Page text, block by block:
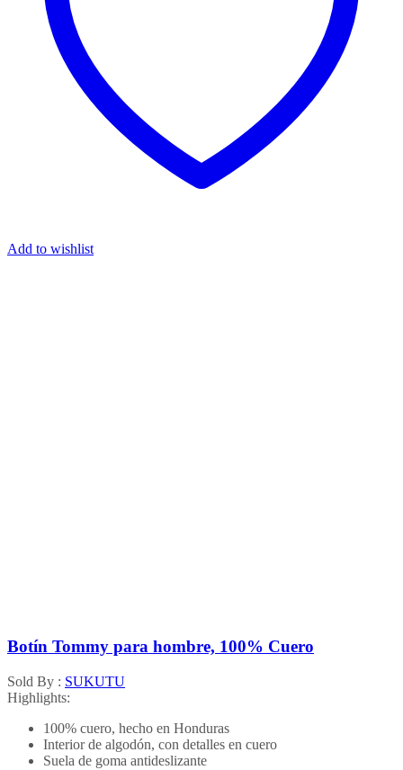
Add to wishlist
Botín Tommy para hombre, 100% Cuero
Sold By : SUKUTU
Highlights:
100% cuero, hecho en Honduras
Interior de algodón, con detalles en cuero
Suela de goma antideslizante